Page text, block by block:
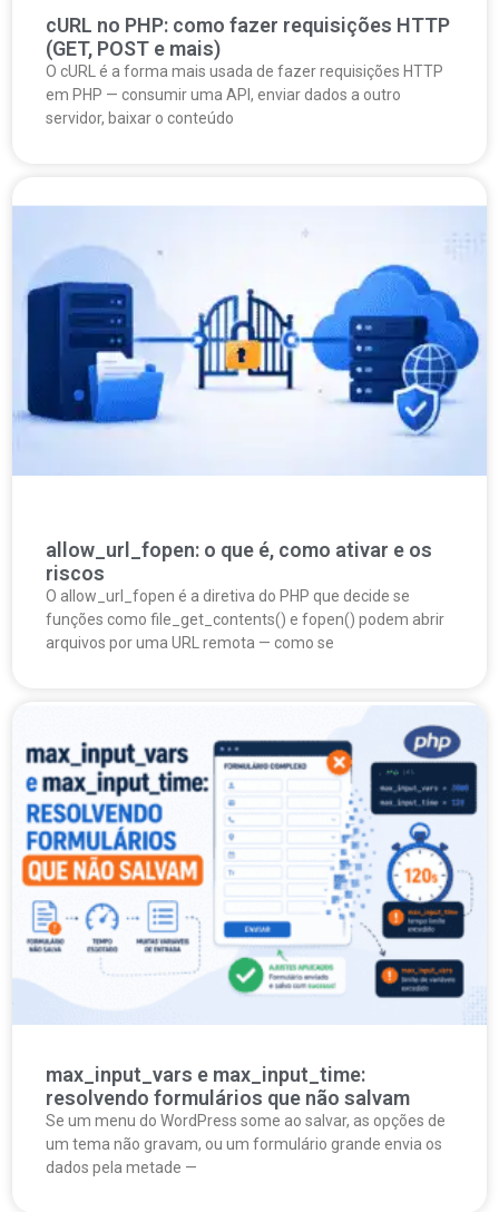
cURL no PHP: como fazer requisições HTTP
(GET, POST e mais)
O cURL é a forma mais usada de fazer requisições HTTP
em PHP — consumir uma API, enviar dados a outro
servidor, baixar o conteúdo
allow_url_fopen: o que é, como ativar e os
riscos
O allow_url_fopen é a diretiva do PHP que decide se
funções como file_get_contents() e fopen() podem abrir
arquivos por uma URL remota — como se
max_input_vars e max_input_time:
resolvendo formulários que não salvam
Se um menu do WordPress some ao salvar, as opções de
um tema não gravam, ou um formulário grande envia os
dados pela metade —